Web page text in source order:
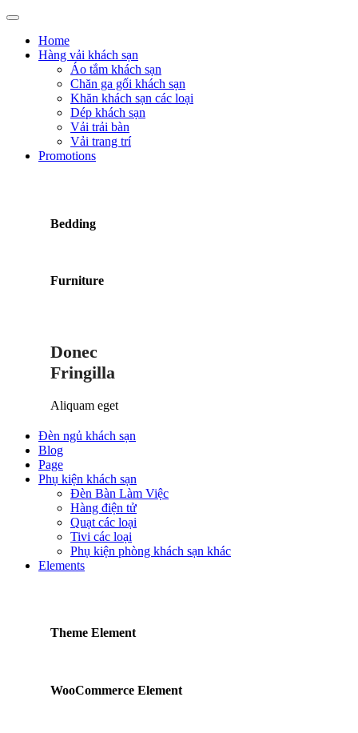
Home
Hàng vải khách sạn
Áo tắm khách sạn
Chăn ga gối khách sạn
Khăn khách sạn các loại
Dép khách sạn
Vải trải bàn
Vải trang trí
Promotions
Bedding
Furniture
Donec
Fringilla
Aliquam eget
Đèn ngủ khách sạn
Blog
Page
Phụ kiện khách sạn
Đèn Bàn Làm Việc
Hàng điện tử
Quạt các loại
Tivi các loại
Phụ kiện phòng khách sạn khác
Elements
Theme Element
WooCommerce Element